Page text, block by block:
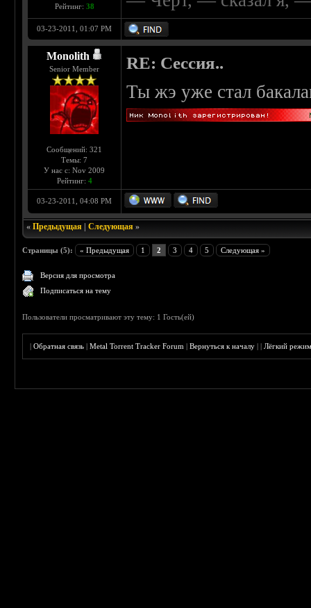
Рейтинг: 38
03-23-2011, 01:07 PM
Monolith
Senior Member
Сообщений: 321
Темы: 7
У нас с: Nov 2009
Рейтинг: 4
RE: Сессия..
Ты жэ уже стал
03-23-2011, 04:08 PM
«Предыдущая |Следующая »
Страницы (5): « Предыдущая 1 2 3 4 5 Следующая »
Версия для просмотра
Подписаться на тему
Пользователи просматривают эту тему: 1 Гость(ей)
|Обратная связь |Metal Torrent Tracker Forum |Вернуться к началу ||Лёгкий